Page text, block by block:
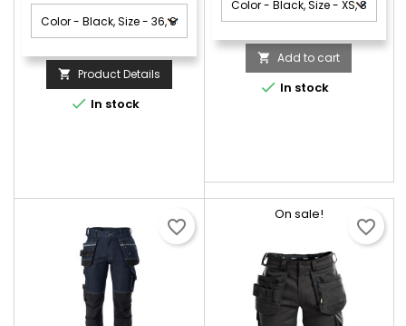
 Product Details
 In stock
 Add to cart
 In stock
favorite_border
On sale!
favorite_border